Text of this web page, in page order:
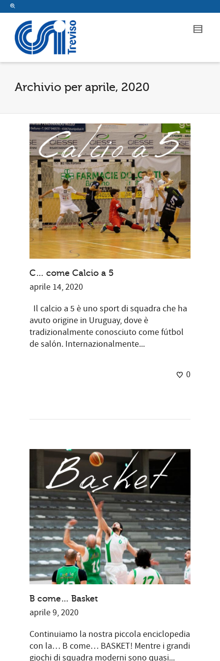
Archivio per aprile, 2020
C… come Calcio a 5
aprile 14, 2020
Il calcio a 5 è uno sport di squadra che ha
avuto origine in Uruguay, dove è
tradizionalmente conosciuto come fútbol
de salón. Internazionalmente...
0
B come… Basket
aprile 9, 2020
Continuiamo la nostra piccola enciclopedia
con la… B come… BASKET! Mentre i grandi
giochi di squadra moderni sono quasi...